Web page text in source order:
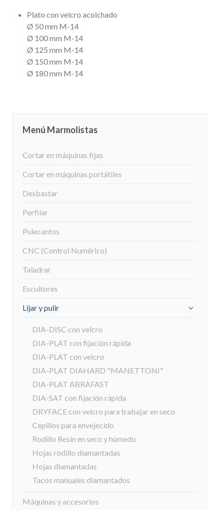
Plato con velcro acolchado
Ø 50 mm M-14
Ø 100 mm M-14
Ø 125 mm M-14
Ø 150 mm M-14
Ø 180 mm M-14
Menú Marmolistas
Cortar en máquinas fijas
Cortar en máquinas portátiles
Desbastar
Perfilar
Pulecantos
CNC (Control Numérico)
Taladrar
Escultores
Lijar y pulir
DIA-DISC con velcro
DIA-PLAT con fijación rápida
DIA-PLAT con velcro
DIA-PLAT DIAHARD "MANETTONI"
DIA-PLAT ABRAFAST
DIA-SAT con fijación rápida
DRYFACE con velcro para trabajar en seco
Cepillos para envejecido
Rodillo Resin en seco y húmedo
Hojas rodillo diamantadas
Hojas diamantadas
Tacos manuales diamantados
Máquinas y accesorios